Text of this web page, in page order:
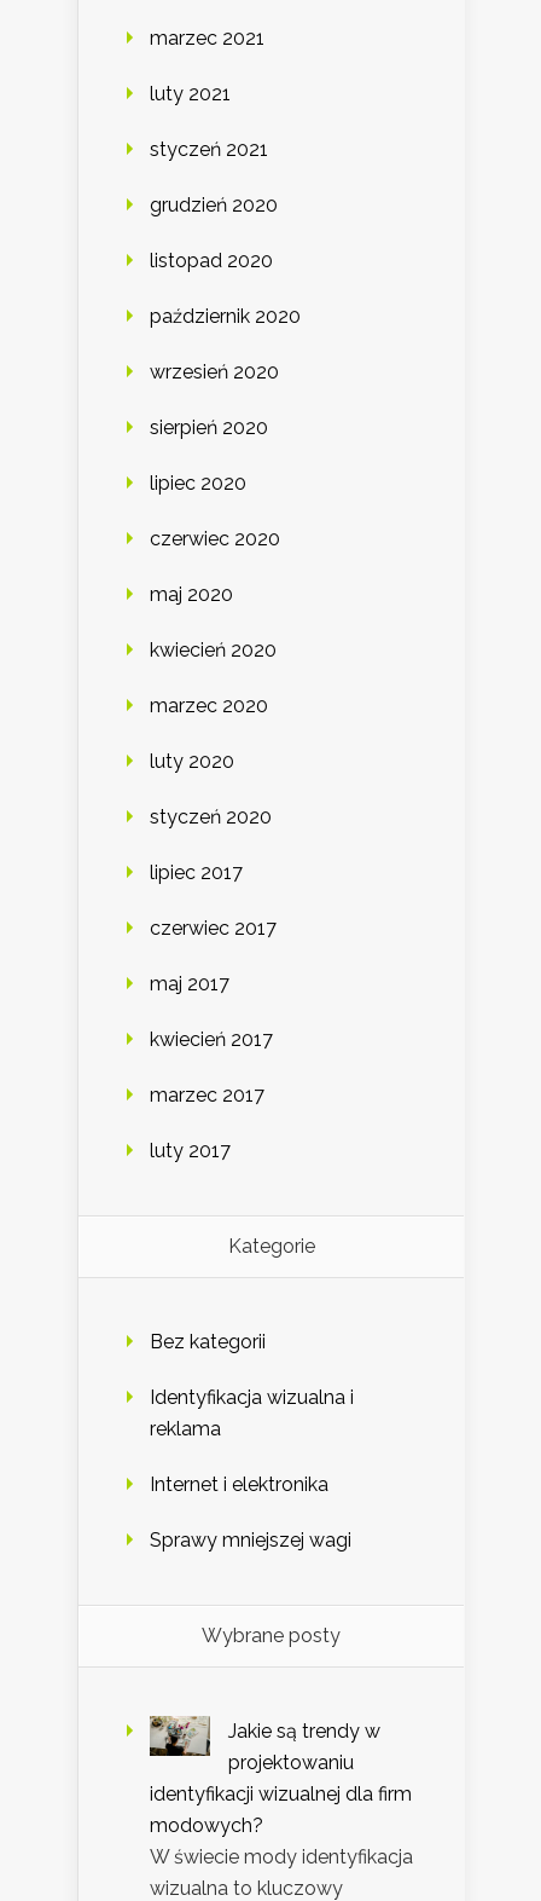
marzec 2021
luty 2021
styczeń 2021
grudzień 2020
listopad 2020
październik 2020
wrzesień 2020
sierpień 2020
lipiec 2020
czerwiec 2020
maj 2020
kwiecień 2020
marzec 2020
luty 2020
styczeń 2020
lipiec 2017
czerwiec 2017
maj 2017
kwiecień 2017
marzec 2017
luty 2017
Kategorie
Bez kategorii
Identyfikacja wizualna i
reklama
Internet i elektronika
Sprawy mniejszej wagi
Wybrane posty
Jakie są trendy w
projektowaniu
identyfikacji wizualnej dla firm
modowych?
W świecie mody identyfikacja
wizualna to kluczowy